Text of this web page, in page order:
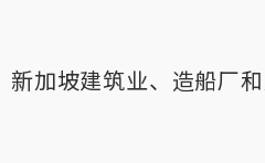
加坡建筑业、造船厂